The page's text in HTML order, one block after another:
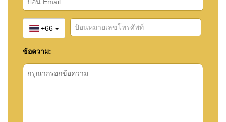
+66
ข้อความ: